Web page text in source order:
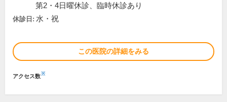
第2・4日曜休診、臨時休診あり
休診日: 水・祝
この医院の詳細をみる
アクセス数※